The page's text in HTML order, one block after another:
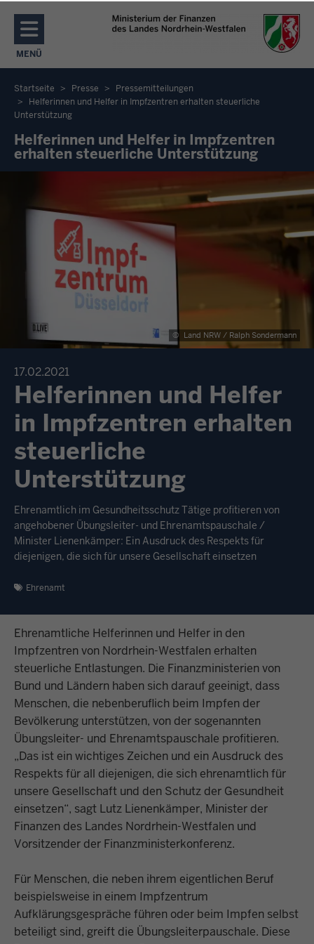
Direkt zum Inhalt
MENÜ
NAVIGATION AKTIVIEREN/DEAKTIVIEREN: MENÜ
Sie
sich
hier
Startseite Presse
Pressemitteilungen
Helferinnen und Helfer in Impfzentren erhalten steuerliche
Unterstützung
Helferinnen und Helfer in Impfzentren
erhalten steuerliche Unterstützung
© Land NRW / Ralph Sondermann
17.02.2021
Helferinnen und Helfer
in Impfzentren erhalten
steuerliche
Unterstützung
Ehrenamtlich im Gesundheitsschutz Tätige profitieren von
angehobener Übungsleiter- und Ehrenamtspauschale /
Minister Lienenkämper: Ein Ausdruck des Respekts für
diejenigen, die sich für unsere Gesellschaft einsetzen
Ehrenamt
Ehrenamtliche Helferinnen und Helfer in den
Impfzentren von Nordrhein-Westfalen erhalten
steuerliche Entlastungen. Die Finanzministerien von
Bund und Ländern haben sich darauf geeinigt, dass
Menschen, die nebenberuflich beim Impfen der
Bevölkerung unterstützen, von der sogenannten
Übungsleiter- und Ehrenamtspauschale profitieren.
„Das ist ein wichtiges Zeichen und ein Ausdruck des
Respekts für all diejenigen, die sich ehrenamtlich für
unsere Gesellschaft und den Schutz der Gesundheit
einsetzen“, sagt Lutz Lienenkämper, Minister der
Finanzen des Landes Nordrhein-Westfalen und
Vorsitzender der Finanzministerkonferenz.
Für Menschen, die neben ihrem eigentlichen Beruf
beispielsweise in einem Impfzentrum
Aufklärungsgespräche führen oder beim Impfen selbst
beteiligt sind, greift die Übungsleiterpauschale. Diese